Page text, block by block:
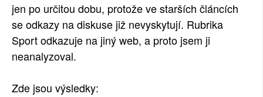
jen po určitou dobu, protože ve starších článcích
se odkazy na diskuse již nevyskytují. Rubrika
Sport odkazuje na jiný web, a proto jsem ji
neanalyzoval.
Zde jsou výsledky: